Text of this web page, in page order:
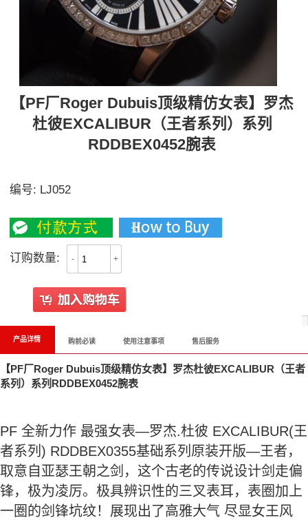
【PF厂Roger Dubuis顶级精仿女表】罗杰
杜彼EXCALIBUR（王者系列）系列
RDDBEX0452腕表
编号: LJ052
订购数量: - +
产品详情 购前必读 使用注意事项 售后服务
【PF厂Roger Dubuis顶级精仿女表】罗杰杜彼EXCALIBUR（王者
系列）系列RDDBEX0452腕表
PF 全新力作 最强女表—罗杰.杜彼 EXCALIBUR(王
者系列) RDDBEX0355基础系列原装开版—王者，
取意自亚瑟王朝之剑，这个古老的传说设计剑走偏
锋，极为凌厉。极具辨识性的三叉表耳，表圈加上
一圈的剑锋坑纹！展现出了高雅大气 尽显女王风